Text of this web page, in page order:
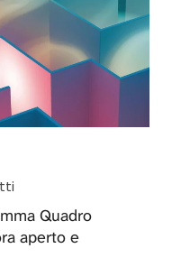
Quadro
aperto e